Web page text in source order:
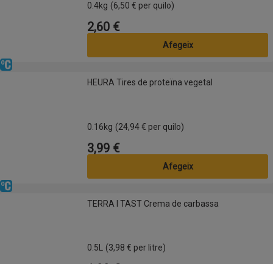
0.4kg (6,50 € per quilo)
Preu
2,60 €
Afegeix
HEURA Tires de proteïna vegetal
Refrigerat
HEURA Tires de proteïna vegetal
0.16kg (24,94 € per quilo)
Preu
3,99 €
Afegeix
TERRA I TAST Crema de carbassa
Refrigerat
TERRA I TAST Crema de carbassa
0.5L (3,98 € per litre)